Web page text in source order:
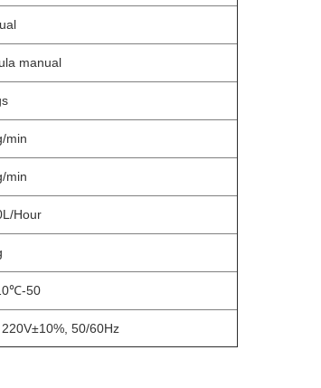
manual
min
min
Hour
50
50/60Hz